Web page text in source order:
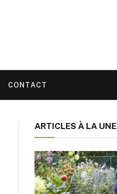
CONTACT
ARTICLES À LA UNE